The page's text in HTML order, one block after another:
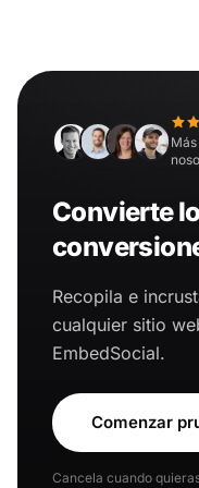
Convierte
Recopila e
cualquier sitio
EmbedSocial.
Comenzar
Cancela cuando